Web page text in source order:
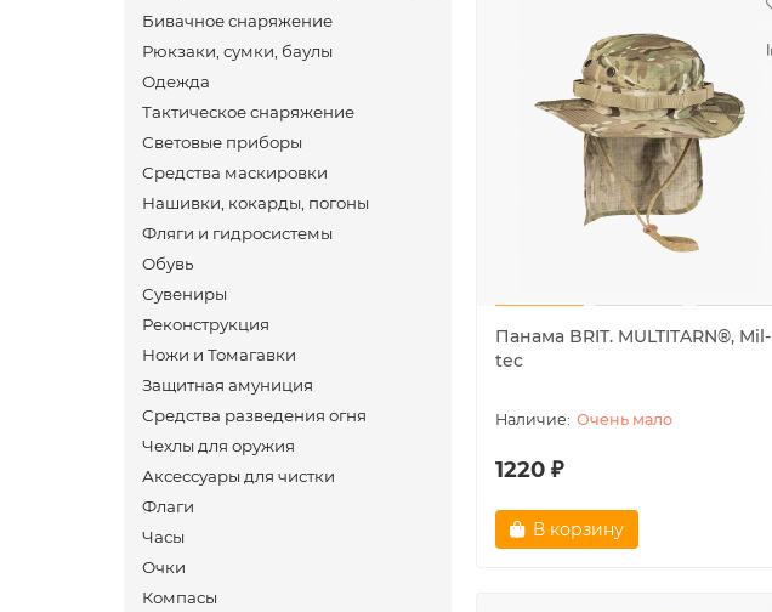
Бивачное снаряжение
Рюкзаки, сумки, баулы
Одежда
Тактическое снаряжение
Световые приборы
Средства маскировки
Нашивки, кокарды, погоны
Фляги и гидросистемы
Обувь
Сувениры
Реконструкция
Ножи и Томагавки
Защитная амуниция
Средства разведения огня
Чехлы для оружия
Аксессуары для чистки
Флаги
Часы
Очки
Компасы
Панама BRIT. MULTITARN®, Mil-
tec
Очень мало
1220 ₽
В корзину